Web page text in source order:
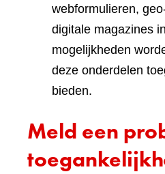
webformulieren,
digitale magazines
mogelijkheden
deze onderdelen
bieden.
Meld een